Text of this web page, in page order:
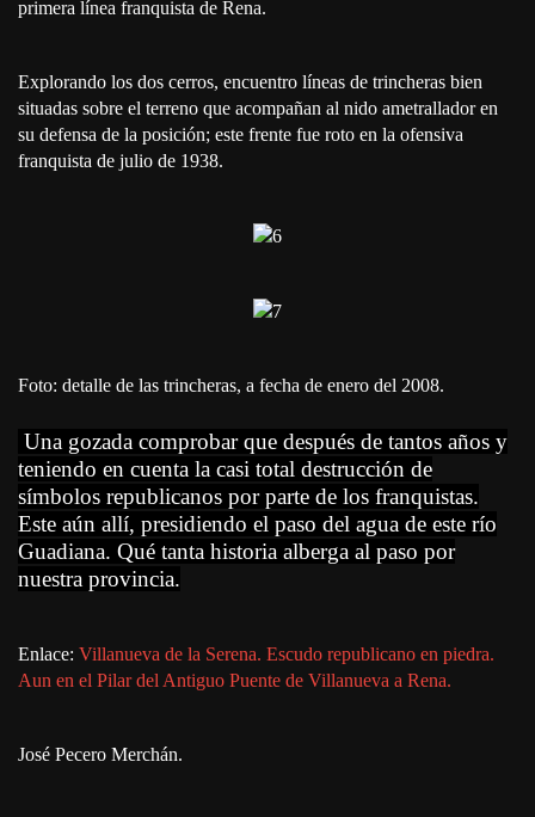
primera línea franquista de Rena.
Explorando los dos cerros, encuentro líneas de trincheras bien
situadas sobre el terreno que acompañan al nido ametrallador en
su defensa de la posición; este frente fue roto en la ofensiva
franquista de julio de 1938.
Foto: detalle de las trincheras, a fecha de enero del 2008.
Una gozada comprobar que después de tantos años y
teniendo en cuenta la casi total destrucción de
símbolos republicanos por parte de los franquistas.
Este aún allí, presidiendo el paso del agua de este río
Guadiana. Qué tanta historia alberga al paso por
nuestra provincia.
Enlace: Villanueva de la Serena. Escudo republicano en piedra.
Aun en el Pilar del Antiguo Puente de Villanueva a Rena.
José Pecero Merchán.